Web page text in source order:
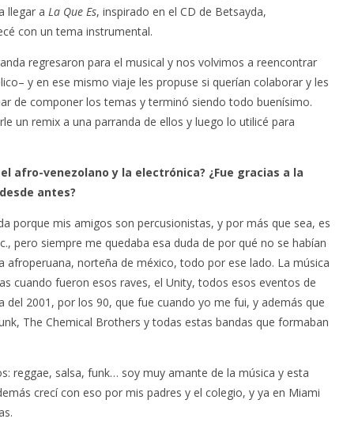
llegar a La Que Es, inspirado en el CD de Betsayda,
con un tema instrumental.
regresaron para el musical y nos volvimos a reencontrar
y en ese mismo viaje les propuse si querían colaborar y les
de componer los temas y terminó siendo todo buenísimo.
un remix a una parranda de ellos y luego lo utilicé para
afro-venezolano y la electrónica? ¿Fue gracias a la
antes?
porque mis amigos son percusionistas, y por más que sea, es
pero siempre me quedaba esa duda de por qué no se habían
norteña de méxico, todo por ese lado. La música
cuando fueron esos raves, el Unity, todos esos eventos de
del 2001, por los 90, que fue cuando yo me fui, y además que
The Chemical Brothers y todas estas bandas que formaban
reggae, salsa, funk… soy muy amante de la música y esta
crecí con eso por mis padres y el colegio, y ya en Miami
EL
‘ACHILLES’
2026
POL GRANCH BAJA LA
5 AGOSTO, 2026